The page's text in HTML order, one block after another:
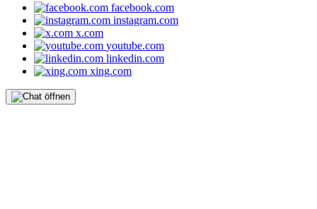
facebook.com
instagram.com
x.com
youtube.com
linkedin.com
xing.com